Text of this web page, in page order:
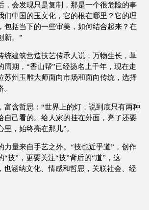
，会发现只是复制，那是一个很危险的事
们中国的玉文化，它的根在哪里？它的理
包括当下的一些审美，如何结合起来？在
新。”
统建筑营造技艺传承人说，万物生长，草
周期，“香山帮”已经扬名上千年，现在走
苏州玉雕大师面向市场和面向传统，选择
富含哲思：“世界上的灯，说到底只有两种
己看的。给人家的挂在外面，亮了还要
，始终亮在那儿”。
力量来自手艺之外。“技也近乎道”，创作
“技”，更要关注“技”背后的“道”，这
也涵纳文化、情感和哲思，关联社会、经